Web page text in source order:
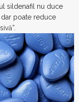
sildenafil nu duce
poate reduce